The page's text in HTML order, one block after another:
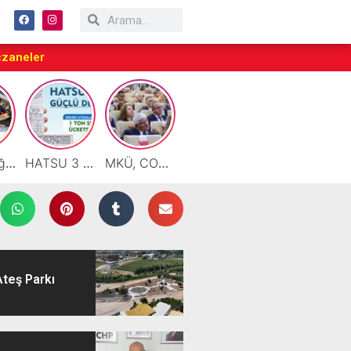
Motor Yağı ve Aküde Güvenilir Hizmet Antakya’da Başladı HATSU 3 İlçede Ağustos Ayı Faturalarında Bir Ton Suyu Ücretsiz Tanımladı MKÜ, COP31 Hazırlık Sürecinde Bilim Diplomasisine Katkı Sunacak
Parkı